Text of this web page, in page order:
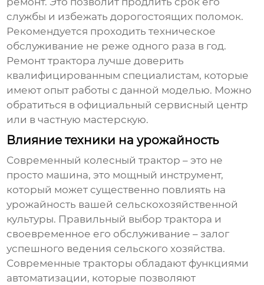
службы и избежать дорогостоящих поломок.
Рекомендуется проходить техническое
обслуживание не реже одного раза в год.
Ремонт трактора лучше доверить
квалифицированным специалистам, которые
имеют опыт работы с данной моделью. Можно
обратиться в официальный сервисный центр
или в частную мастерскую.
Влияние техники на урожайность
Современный колесный трактор – это не
просто машина, это мощный инструмент,
который может существенно повлиять на
урожайность вашей сельскохозяйственной
культуры. Правильный выбор трактора и
своевременное его обслуживание – залог
успешного ведения сельского хозяйства.
Современные тракторы обладают функциями
автоматизации, которые позволяют